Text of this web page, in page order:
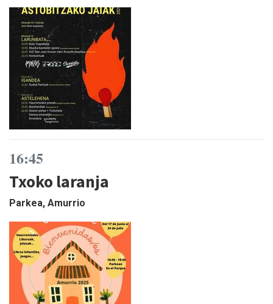
16:45
Txoko laranja
Parkea, Amurrio